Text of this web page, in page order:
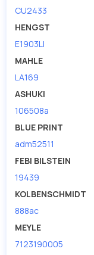
CU2433
HENGST
E1903LI
MAHLE
LA169
ASHUKI
106508a
BLUE PRINT
adm52511
FEBI BILSTEIN
19439
KOLBENSCHMIDT
888ac
MEYLE
7123190005